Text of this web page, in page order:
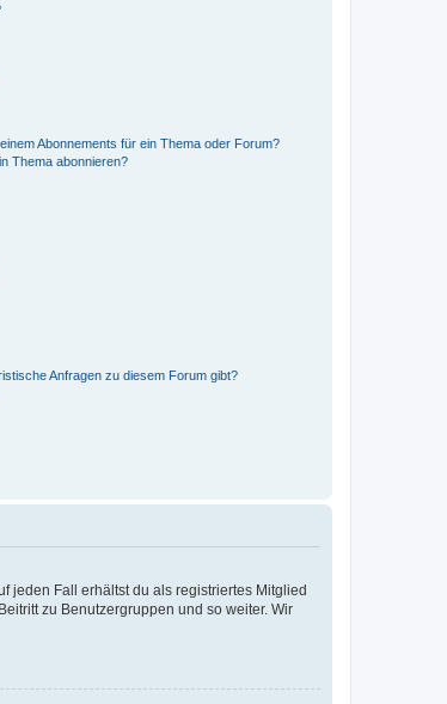
Abonnements für ein Thema oder Forum?
Thema abonnieren?
Anfragen zu diesem Forum gibt?
jeden Fall erhältst du als registriertes Mitglied
zu Benutzergruppen und so weiter. Wir